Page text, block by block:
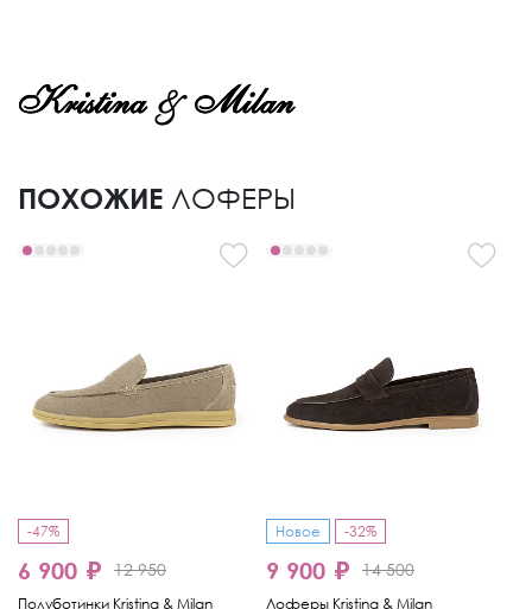
ПОХОЖИЕ ЛОФЕРЫ
-47%
6 900 ₽ 12 950
Полуботинки Kristina & Milan
Новое -32%
9 900 ₽ 14 500
Лоферы Kristina & Milan